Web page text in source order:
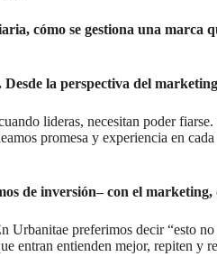
cómo se gestiona una
la perspectiva del
lideras, necesitan poder
promesa y experiencia en
de inversión– con el
Urbanitae preferimos decir “esto
entran entienden mejor, repiten